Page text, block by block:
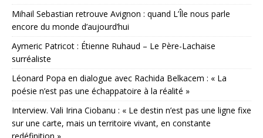
Mihail Sebastian retrouve Avignon : quand L’Île nous parle
encore du monde d’aujourd’hui
Aymeric Patricot : Étienne Ruhaud – Le Père-Lachaise
surréaliste
Léonard Popa en dialogue avec Rachida Belkacem : « La
poésie n’est pas une échappatoire à la réalité »
Interview. Vali Irina Ciobanu : « Le destin n’est pas une ligne fixe
sur une carte, mais un territoire vivant, en constante
redéfinition »